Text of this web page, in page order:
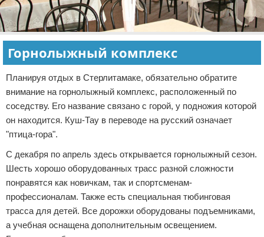
Горнолыжный комплекс
Планируя отдых в Стерлитамаке, обязательно обратите
внимание на горнолыжный комплекс, расположенный по
соседству. Его название связано с горой, у подножия которой
он находится. Куш-Тау в переводе на русский означает
"птица-гора".
С декабря по апрель здесь открывается горнолыжный сезон.
Шесть хорошо оборудованных трасс разной сложности
понравятся как новичкам, так и спортсменам-
профессионалам. Также есть специальная тюбинговая
трасса для детей. Все дорожки оборудованы подъемниками,
а учебная оснащена дополнительным освещением.